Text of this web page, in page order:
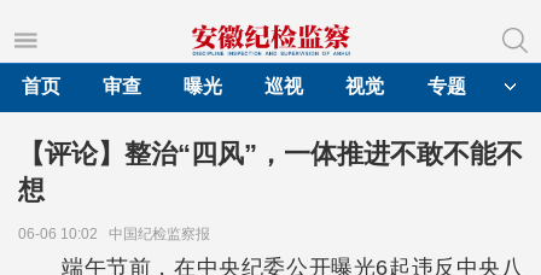
首页
审查 曝光 巡视 视觉 专题
【评论】整治“四风”，一体推进不敢不能不
想
06-06 10:02 中国纪检监察报
端午节前，在中央纪委公开曝光6起违反中央八